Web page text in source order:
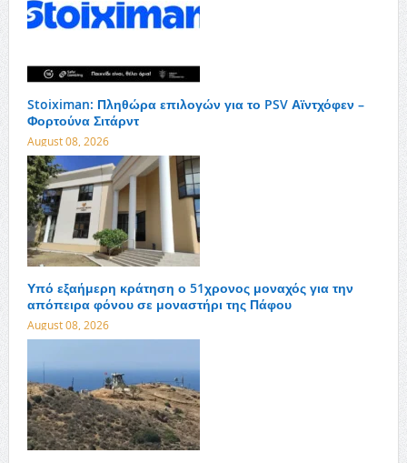
Stoiximan: Πληθώρα επιλογών για το PSV Αϊντχόφεν –
Φορτούνα Σιτάρντ
August 08, 2026
Υπό εξαήμερη κράτηση ο 51χρονος μοναχός για την
απόπειρα φόνου σε μοναστήρι της Πάφου
August 08, 2026